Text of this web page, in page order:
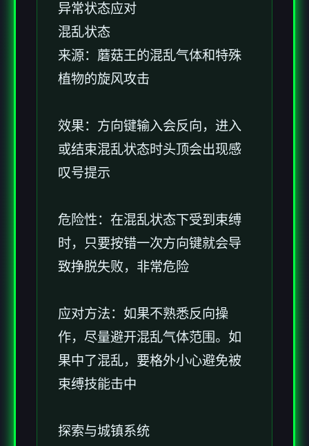
异常状态应对
混乱状态
来源：蘑菇王的混乱气体和特殊
植物的旋风攻击
效果：方向键输入会反向，进入
或结束混乱状态时头顶会出现感
叹号提示
危险性：在混乱状态下受到束缚
时，只要按错一次方向键就会导
致挣脱失败，非常危险
应对方法：如果不熟悉反向操
作，尽量避开混乱气体范围。如
果中了混乱，要格外小心避免被
束缚技能击中
探索与城镇系统